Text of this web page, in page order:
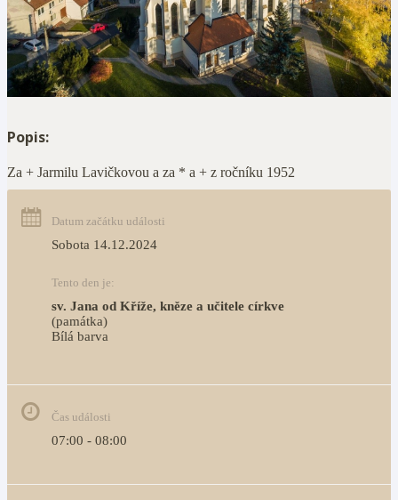
Popis:
Za + Jarmilu Lavičkovou a za * a + z ročníku 1952
Datum začátku události
Sobota 14.12.2024
Tento den je:
sv. Jana od Kříže, kněze a učitele církve
(památka)
Bílá barva
Čas události
07:00 - 08:00